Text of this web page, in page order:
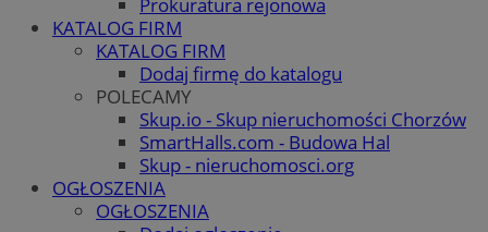
KATALOG FIRM
KATALOG FIRM
Dodaj firmę do katalogu
POLECAMY
Skup.io - Skup nieruchomości Chorzów
SmartHalls.com - Budowa Hal
Skup - nieruchomosci.org
OGŁOSZENIA
OGŁOSZENIA